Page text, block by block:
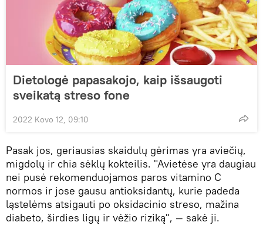
Dietologė papasakojo, kaip išsaugoti
sveikatą streso fone
2022 Kovo 12, 09:10
Pasak jos, geriausias skaidulų gėrimas yra aviečių,
migdolų ir chia sėklų kokteilis. "Avietėse yra daugiau
nei pusė rekomenduojamos paros vitamino C
normos ir jose gausu antioksidantų, kurie padeda
ląstelėms atsigauti po oksidacinio streso, mažina
diabeto, širdies ligų ir vėžio riziką", — sakė ji.